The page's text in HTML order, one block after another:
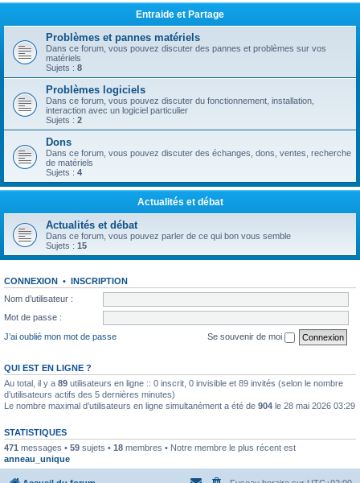
Entraide et Partage
Problèmes et pannes matériels
Dans ce forum, vous pouvez discuter des pannes et problèmes sur vos
matériels
Sujets : 8
Problèmes logiciels
Dans ce forum, vous pouvez discuter du fonctionnement, installation,
interaction avec un logiciel particulier
Sujets : 2
Dons
Dans ce forum, vous pouvez discuter des échanges, dons, ventes, recherche
de matériels
Sujets : 4
Actualités et débat
Actualités et débat
Dans ce forum, vous pouvez parler de ce qui bon vous semble
Sujets : 15
CONNEXION • INSCRIPTION
Nom d’utilisateur :
Mot de passe :
J’ai oublié mon mot de passe
Se souvenir de moi
QUI EST EN LIGNE ?
Au total, il y a 89 utilisateurs en ligne :: 0 inscrit, 0 invisible et 89 invités (selon le nombre
d’utilisateurs actifs des 5 dernières minutes)
Le nombre maximal d’utilisateurs en ligne simultanément a été de 904 le 28 mai 2026 03:29
STATISTIQUES
471 messages • 59 sujets • 18 membres • Notre membre le plus récent est
anneau_unique